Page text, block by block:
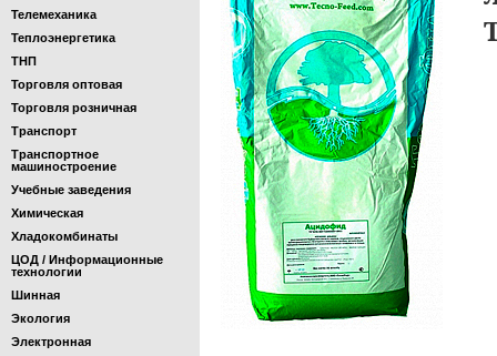
Телемеханика
Теплоэнергетика
ТНП
Торговля оптовая
Торговля розничная
Транспорт
Транспортное
машиностроение
Учебные заведения
Химическая
Хладокомбинаты
ЦОД / Информационные
технологии
Шинная
Экология
Электронная